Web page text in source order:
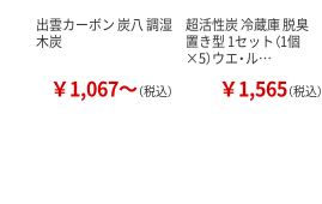
出雲カーボン 炭八 調湿
木炭
￥1,067～（税込）
超活性炭 冷蔵庫 脱臭
置き型 1セット（1個
×5）ウエ・ル…
￥1,565（税込）